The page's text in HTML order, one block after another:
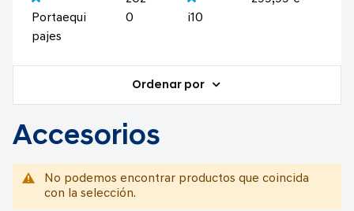
Portaequi
pajes
0
i10
Ordenar por
Accesorios
No podemos encontrar productos que coincida
con la selección.